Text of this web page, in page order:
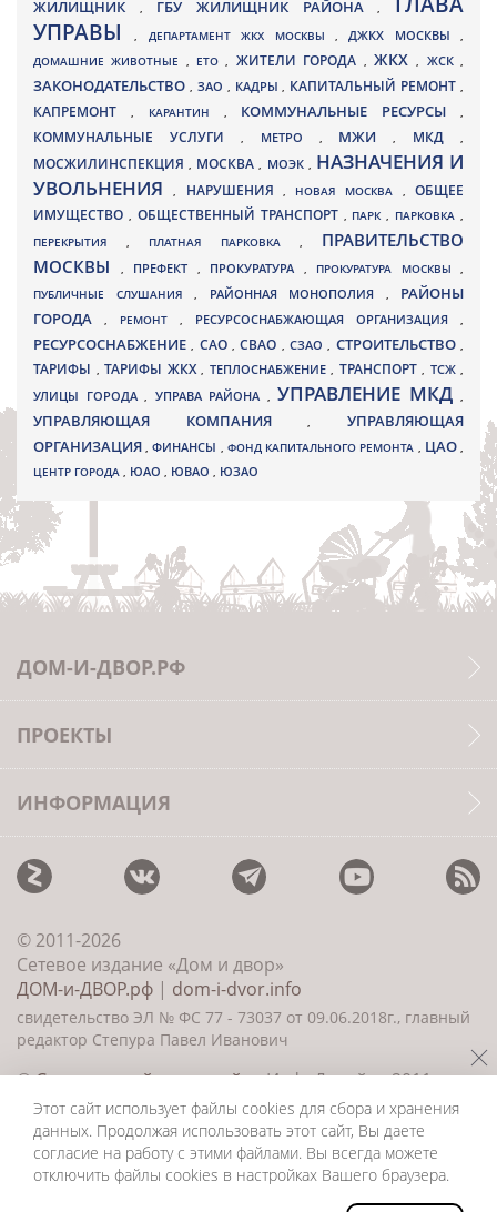
ЖИЛИЩНИК
, ГБУ ЖИЛИЩНИК РАЙОНА,
УПРАВЫ, ДЕПАРТАМЕНТ ЖКХ МОСКВЫ ,ДЖКХ МОСКВЫ ,
ДОМАШНИЕ ЖИВОТНЫЕ , ЕТО, ЖИТЕЛИ ГОРОДА , ЖКХ, ЖСК,
ЗАКОНОДАТЕЛЬСТВО , ЗАО , КАДРЫ, КАПИТАЛЬНЫЙ РЕМОНТ ,
КАПРЕМОНТ , КАРАНТИН , КОММУНАЛЬНЫЕ РЕСУРСЫ,
КОММУНАЛЬНЫЕ УСЛУГИ , МЕТРО , МЖИ, МКД ,
МОСЖИЛИНСПЕКЦИЯ, МОСКВА , МОЭК , НАЗНАЧЕНИЯ И
УВОЛЬНЕНИЯ, НАРУШЕНИЯ , НОВАЯ МОСКВА ,ОБЩЕЕ
ИМУЩЕСТВО , ОБЩЕСТВЕННЫЙ ТРАНСПОРТ , ПАРК, ПАРКОВКА ,
ПЕРЕКРЫТИЯ , ПЛАТНАЯ ПАРКОВКА , ПРАВИТЕЛЬСТВО
МОСКВЫ
, ПРЕФЕКТ , ПРОКУРАТУРА , ПРОКУРАТУРА МОСКВЫ ,
ПУБЛИЧНЫЕ СЛУШАНИЯ , РАЙОННАЯ МОНОПОЛИЯ , РАЙОНЫ
ГОРОДА
, РЕМОНТ , РЕСУРСОСНАБЖАЮЩАЯ ОРГАНИЗАЦИЯ ,
РЕСУРСОСНАБЖЕНИЕ, САО,СВАО ,СЗАО, СТРОИТЕЛЬСТВО,
ТАРИФЫ , ТАРИФЫ ЖКХ , ТЕПЛОСНАБЖЕНИЕ , ТРАНСПОРТ , ТСЖ ,
УЛИЦЫ ГОРОДА , УПРАВА РАЙОНА , УПРАВЛЕНИЕ МКД ,
УПРАВЛЯЮЩАЯ КОМПАНИЯ,УПРАВЛЯЮЩАЯ
ОРГАНИЗАЦИЯ,ФИНАНСЫ , ФОНД КАПИТАЛЬНОГО РЕМОНТА , ЦАО,
ЦЕНТР ГОРОДА , ЮАО , ЮВАО , ЮЗАО
ДОМ-И-ДВОР.РФ
ПРОЕКТЫ
ИНФОРМАЦИЯ
© 2011-2026
Сетевое издание «Дом и двор»
ДОМ-и-ДВОР.рф | dom-i-dvor.info
свидетельство ЭЛ № ФС 77 - 73037 от 09.06.2018г., главный
редактор Степура Павел Иванович
©Создание сайта и дизайн«ИнфоДизайн» 2011—
2026
Этот сайт использует файлы cookies для сбора и хранения
данных. Продолжая использовать этот сайт, Вы даете
согласие на работу с этими файлами. Вы всегда можете
отключить файлы cookies в настройках Вашего браузера.